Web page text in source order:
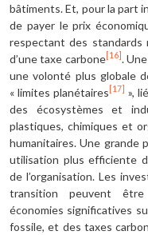
bâtiments. Et, pour la part
de payer le prix
respectant des standards
d’une taxe carbone [16] .
une volonté plus globale
« limites planétaires [17]
»,
des écosystèmes et
plastiques, chimiques et
humanitaires. Une grande
utilisation plus efficiente
de l’organisation. Les
transition peuvent
économies significatives
fossile, et des taxes